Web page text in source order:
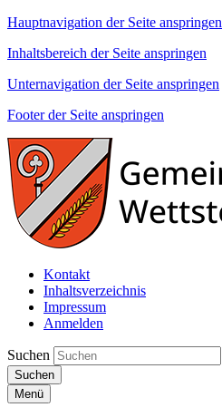
Hauptnavigation der Seite anspringen
Inhaltsbereich der Seite anspringen
Unternavigation der Seite anspringen
Footer der Seite anspringen
Kontakt
Inhaltsverzeichnis
Impressum
Anmelden
Suchen
Suchen
Menü